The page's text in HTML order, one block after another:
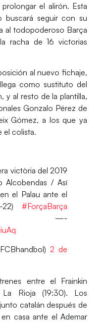
el alirón. Esta
buscará seguir con su
al todopoderoso Barça
racha de 16 victorias
al nuevo fichaje,
como sustituto del
y al resto de la plantilla,
Gonzalo Pérez de
Gómez, a los que ya
el colista.
victòria del 2019
Alcobendas / Así
el Palau ante el
22)#ForçaBarça
2 de
entre el Frainkin
Rioja (19:30). Los
catalán después de
casa ante el Ademar